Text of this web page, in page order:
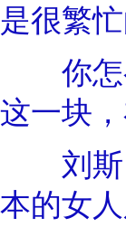
是很繁忙
你怎么
这一块
刘斯：
本的女